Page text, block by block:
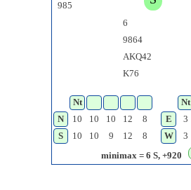
985
6
9864
AKQ42
K76
Nt
Nt
N
10 10 10 12 8 E 3
S
10 10 9 12 8 W 3
minimax = 6 S, +920